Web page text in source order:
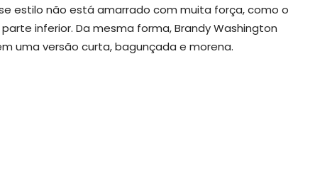
estilo não está amarrado com muita força, como o
inferior. Da mesma forma, Brandy Washington
uma versão curta, bagunçada e morena.